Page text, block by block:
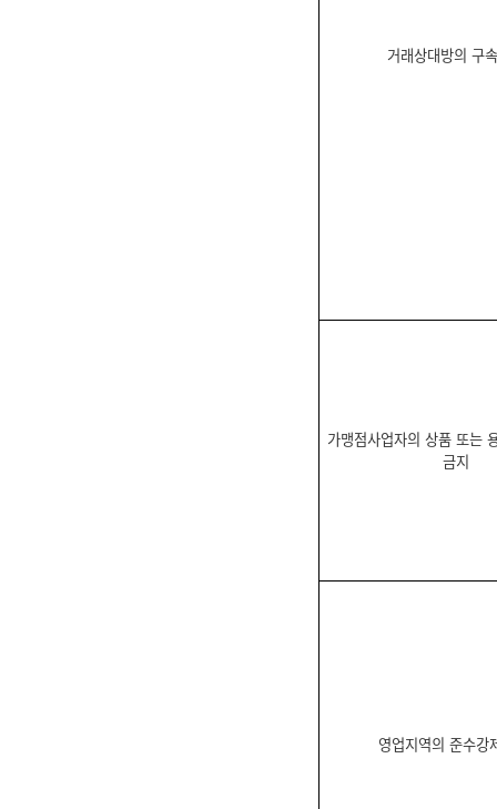
거래상대방의 구
가맹점사업자의 상품 또는
금지
영업지역의 준수강